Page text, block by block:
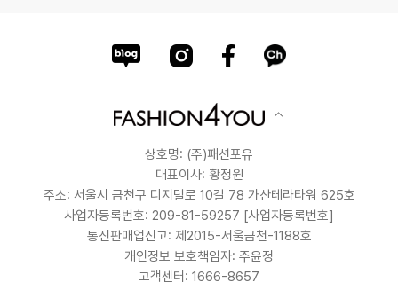
상호명: (주)패션포유
대표이사: 황정원
주소: 서울시 금천구 디지털로 10길 78 가산테라타워 625호
사업자등록번호: 209-81-59257 [사업자등록번호]
통신판매업신고: 제2015-서울금천-1188호
개인정보 보호책임자: 주윤정
고객센터: 1666-8657